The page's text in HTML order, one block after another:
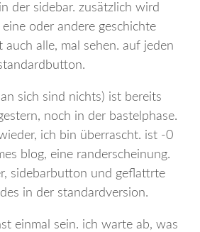
der sidebar. zusätzlich wird
oder andere geschichte
alle, mal sehen. auf jeden
sich sind nichts) ist bereits
noch in der bastelphase.
ich bin überrascht. ist -0
blog, eine randerscheinung.
sidebarbutton und geflattrte
in der standardversion.
einmal sein. ich warte ab, was